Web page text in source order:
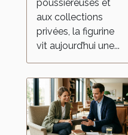
figurine
poussiéreuses et
aux collections
privées, la figurine
vit aujourd’hui une...